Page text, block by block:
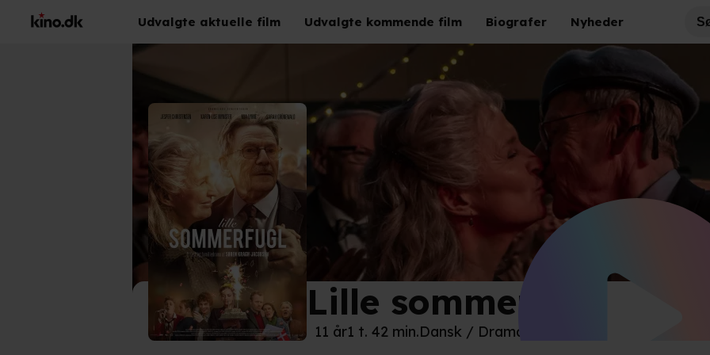
Udvalgte aktuelle film Udvalgte kommende film Biografer Nyheder
© Nordisk Film
Lille sommerfugl
11 år1 t. 42 min.Dansk / Drama / Komedie